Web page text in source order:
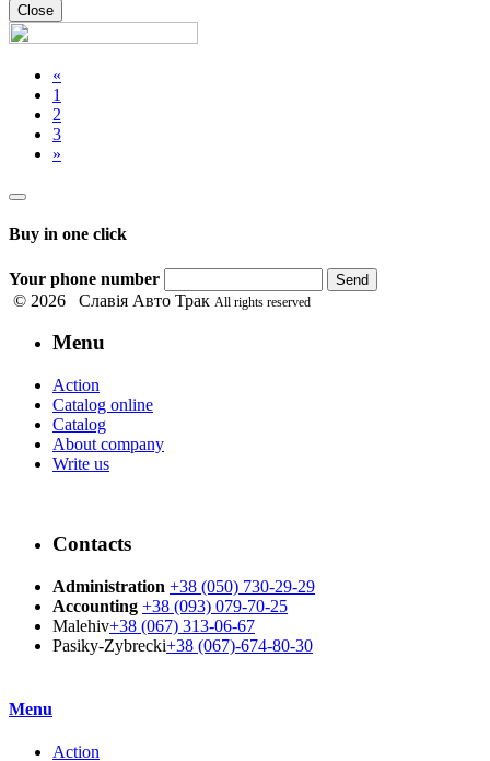
Close
«
1
2
3
»
Buy in one click
Your phone number Send
© 2026 Славія Авто Трак All rights reserved
Menu
Action
Catalog online
Catalog
About company
Write us
Contacts
Administration +38 (050) 730-29-29
Accounting +38 (093) 079-70-25
Malehiv+38 (067) 313-06-67
Pasiky-Zybrecki+38 (067)-674-80-30
Menu
Action